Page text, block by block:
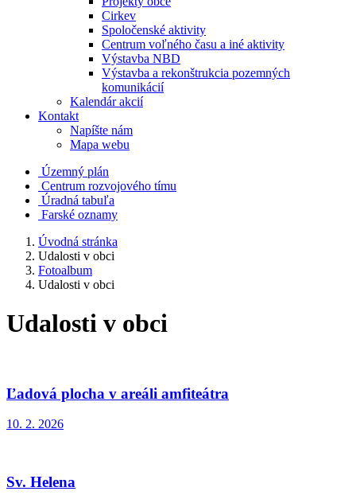
Cirkev
Spoločenské aktivity
Centrum voľného času a iné aktivity
Výstavba NBD
Výstavba a rekonštrukcia pozemných
komunikácií
Kalendár akcií
Kontakt
Napíšte nám
Mapa webu
Územný plán
Centrum rozvojového tímu
Úradná tabuľa
Farské oznamy
Úvodná stránka
Udalosti v obci
Fotoalbum
Udalosti v obci
Udalosti v obci
Ľadová plocha v areáli amfiteátra
10. 2. 2026
Sv. Helena